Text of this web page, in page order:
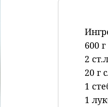
600
2
20 г
1
1